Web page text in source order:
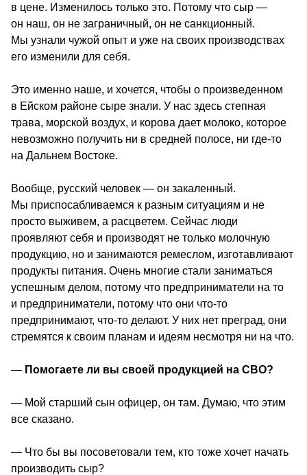
в цене. Изменилось только это. Потому что сыр —
он наш, он не заграничный, он не санкционный.
Мы узнали чужой опыт и уже на своих производствах
его изменили для себя.
Это именно наше, и хочется, чтобы о произведенном
в Ейском районе сыре знали. У нас здесь степная
трава, морской воздух, и корова дает молоко, которое
невозможно получить ни в средней полосе, ни где-то
на Дальнем Востоке.
Вообще, русский человек — он закаленный.
Мы приспосабливаемся к разным ситуациям и не
просто выживем, а расцветем. Сейчас люди
проявляют себя и производят не только молочную
продукцию, но и занимаются ремеслом, изготавливают
продукты питания. Очень многие стали заниматься
успешным делом, потому что предприниматели на то
и предприниматели, потому что они что-то
предпринимают, что-то делают. У них нет преград, они
стремятся к своим планам и идеям несмотря ни на что.
— Помогаете ли вы своей продукцией на СВО?
— Мой старший сын офицер, он там. Думаю, что этим
все сказано.
— Что бы вы посоветовали тем, кто тоже хочет начать
производить сыр?